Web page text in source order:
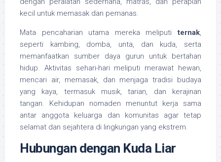
kecil untuk memasak dan pemanas.
Mata pencaharian utama mereka meliputiternak,
seperti kambing, domba, unta, dan kuda, serta
memanfaatkan sumber daya gurun untuk bertahan
hidup. Aktivitas sehari-hari meliputi merawat hewan,
mencari air, memasak, dan menjaga tradisi budaya
yang kaya, termasuk musik, tarian, dan kerajinan
tangan. Kehidupan nomaden menuntut kerja sama
antar anggota keluarga dan komunitas agar tetap
selamat dan sejahtera di lingkungan yang ekstrem.
Hubungan dengan Kuda Liar